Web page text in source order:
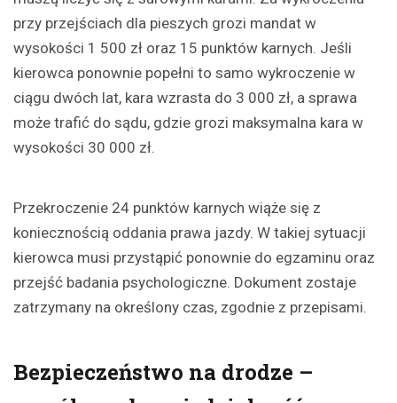
przy przejściach dla pieszych grozi mandat w
wysokości 1 500 zł oraz 15 punktów karnych. Jeśli
kierowca ponownie popełni to samo wykroczenie w
ciągu dwóch lat, kara wzrasta do 3 000 zł, a sprawa
może trafić do sądu, gdzie grozi maksymalna kara w
wysokości 30 000 zł.
Przekroczenie 24 punktów karnych wiąże się z
koniecznością oddania prawa jazdy. W takiej sytuacji
kierowca musi przystąpić ponownie do egzaminu oraz
przejść badania psychologiczne. Dokument zostaje
zatrzymany na określony czas, zgodnie z przepisami.
Bezpieczeństwo na drodze –